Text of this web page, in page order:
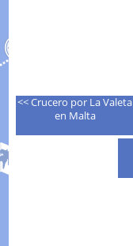
<< Crucero por La Valeta
en Malta